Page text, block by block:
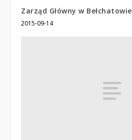
Zarząd Główny w Bełchatowie
2015-09-14